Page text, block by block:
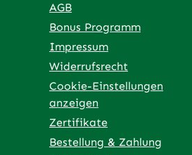
AGB
Bonus Programm
Impressum
Widerrufsrecht
Cookie-Einstellungen
anzeigen
Zertifikate
Bestellung & Zahlung